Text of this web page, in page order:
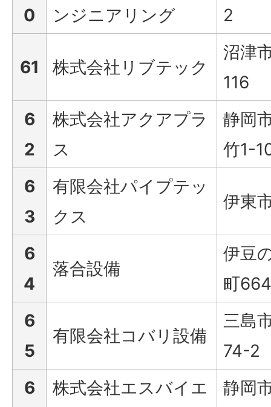
0
ンジニアリング
2
61 株式会社リブテック
沼津
116
6
2
株式会社アクアプラ
ス
静岡
竹1-
6
3
有限会社パイプテッ
クス
伊東
6
4
落合設備
伊豆
町
6
5
有限会社コバリ設備
三島
74-2
6
株式会社エスバイエ
静岡